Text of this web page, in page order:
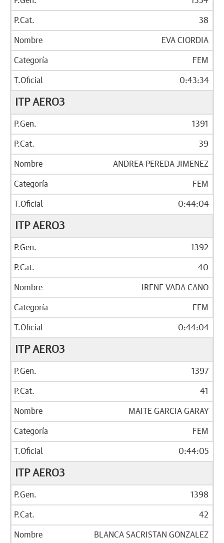
38
EVA CIORDIA
FEM
0:43:34
ITP AERO3
1391
39
ANDREA PEREDA JIMENEZ
FEM
0:44:04
ITP AERO3
1392
40
IRENE VADA CANO
FEM
0:44:04
ITP AERO3
1397
41
MAITE GARCIA GARAY
FEM
0:44:05
ITP AERO3
1398
42
BLANCA SACRISTAN GONZALEZ